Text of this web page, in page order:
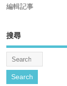
編輯記事
搜尋